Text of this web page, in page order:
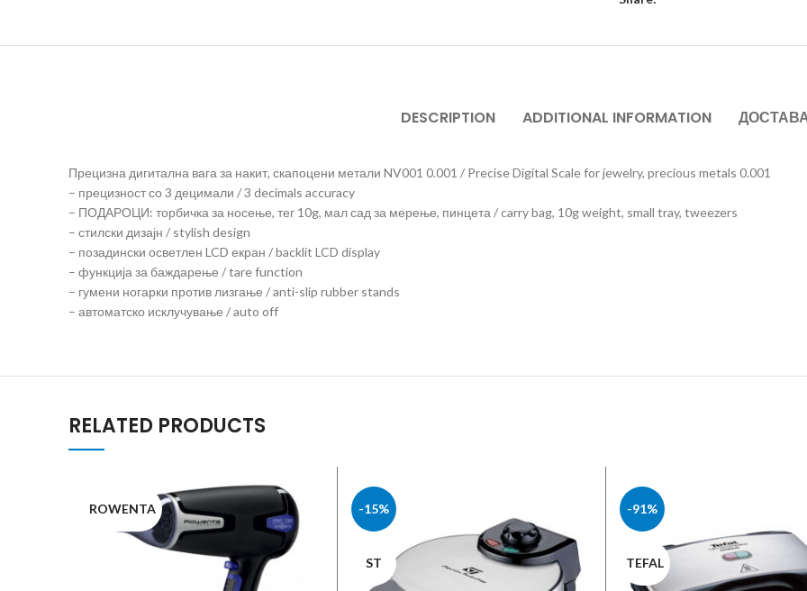
DESCRIPTION ADDITIONAL INFORMATION
Прецизна дигитална вага за накит, скапоцени метали NV001 0.001 / Precise Digital Scale for jewelry, precious metals 0.001
– прецизност со 3 децимали / 3 decimals accuracy
– ПОДАРОЦИ: торбичка за носење, тег 10g, мал сад за мерење, пинцета / carry bag, 10g weight, small tray, tweezers
– стилски дизајн / stylish design
– позадински осветлен LCD екран / backlit LCD display
– функција за баждарење / tare function
– гумени ногарки против лизгање / anti-slip rubber stands
– автоматско исклучување / auto off
RELATED PRODUCTS
ROWENTA -15%
ST
-91%
TEFAL